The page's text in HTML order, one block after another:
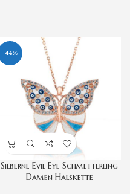
-44%
Silberne Evil Eye Schmetterling
Damen Halskette